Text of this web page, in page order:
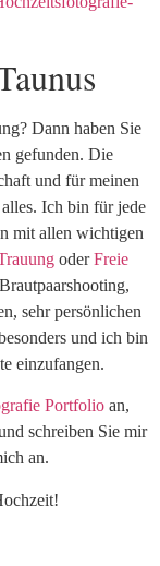
Dann haben Sie
gefunden. Die
und für meinen
Ich bin für jede
mit allen wichtigen
oderFreie
sehr persönlichen
und ich bin
einzufangen.
Portfolioan,
schreiben Sie mir
an.